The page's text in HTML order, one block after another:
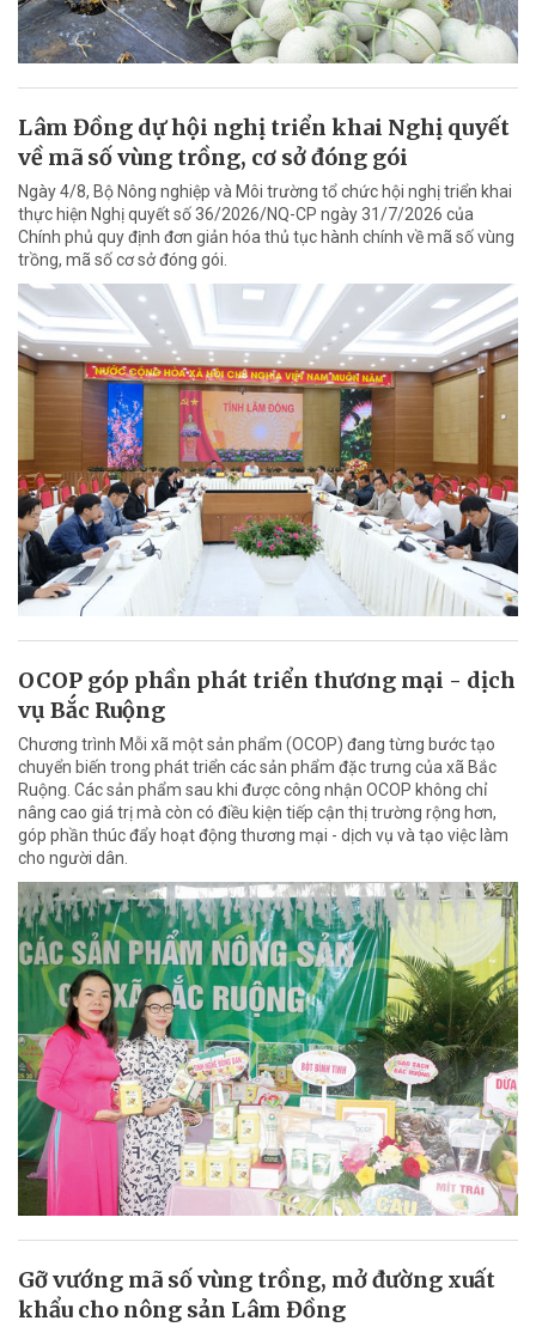
Lâm Đồng dự hội nghị triển khai Nghị quyết
về mã số vùng trồng, cơ sở đóng gói
Ngày 4/8, Bộ Nông nghiệp và Môi trường tổ chức hội nghị triển khai
thực hiện Nghị quyết số 36/2026/NQ-CP ngày 31/7/2026 của
Chính phủ quy định đơn giản hóa thủ tục hành chính về mã số vùng
trồng, mã số cơ sở đóng gói.
OCOP góp phần phát triển thương mại - dịch
vụ Bắc Ruộng
Chương trình Mỗi xã một sản phẩm (OCOP) đang từng bước tạo
chuyển biến trong phát triển các sản phẩm đặc trưng của xã Bắc
Ruộng. Các sản phẩm sau khi được công nhận OCOP không chỉ
nâng cao giá trị mà còn có điều kiện tiếp cận thị trường rộng hơn,
góp phần thúc đẩy hoạt động thương mại - dịch vụ và tạo việc làm
cho người dân.
Gỡ vướng mã số vùng trồng, mở đường xuất
khẩu cho nông sản Lâm Đồng